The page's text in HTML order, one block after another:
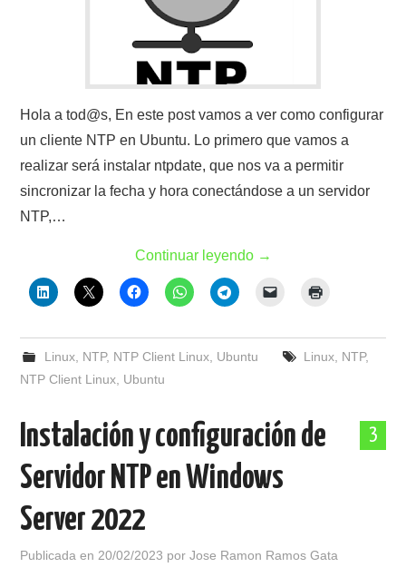
Hola a tod@s, En este post vamos a ver como configurar
un cliente NTP en Ubuntu. Lo primero que vamos a
realizar será instalar ntpdate, que nos va a permitir
sincronizar la fecha y hora conectándose a un servidor
NTP,…
Continuar leyendo →
Linux, NTP, NTP Client Linux, Ubuntu Linux, NTP,
NTP Client Linux Ubuntu
3
Instalación y configuración de
Servidor NTP en Windows
Server 2022
Publicada en 20/02/2023 porJose Ramon Ramos Gata